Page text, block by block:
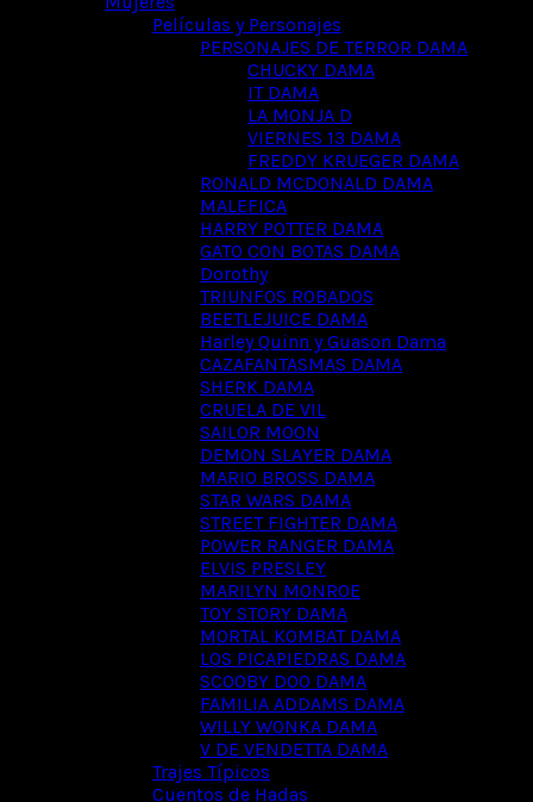
Películas y Personajes
PERSONAJES DE TERROR DAMA
CHUCKY DAMA
IT DAMA
LA MONJA D
VIERNES 13 DAMA
FREDDY KRUEGER DAMA
RONALD MCDONALD DAMA
MALEFICA
HARRY POTTER DAMA
GATO CON BOTAS DAMA
Dorothy
TRIUNFOS ROBADOS
BEETLEJUICE DAMA
Harley Quinn y Guason Dama
CAZAFANTASMAS DAMA
SHERK DAMA
CRUELA DE VIL
SAILOR MOON
DEMON SLAYER DAMA
MARIO BROSS DAMA
STAR WARS DAMA
STREET FIGHTER DAMA
POWER RANGER DAMA
ELVIS PRESLEY
MARILYN MONROE
TOY STORY DAMA
MORTAL KOMBAT DAMA
LOS PICAPIEDRAS DAMA
SCOOBY DOO DAMA
FAMILIA ADDAMS DAMA
WILLY WONKA DAMA
V DE VENDETTA DAMA
Trajes Típicos
Cuentos de Hadas